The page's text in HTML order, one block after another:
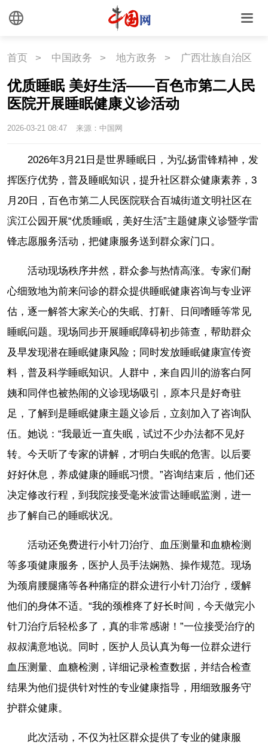
首页 > 中国政务 > 地方政务 > 广西壮族自治区
优质睡眠 美好生活——百色市第二人民
医院开展睡眠健康义诊活动
2026-03-21 08:47 来源：中国网
2026年3月21日是世界睡眠日，为弘扬雷锋精神，发
挥医疗优势，普及睡眠知识，提升社区群众健康素养，3
月20日，百色市第二人民医院联合百城街道文明社区在
滨江公园开展“优质睡眠，美好生活”主题健康义诊暨学雷
锋志愿服务活动，把健康服务送到群众家门口。
活动现场秩序井然，群众参与热情高涨。专家们耐
心细致地为前来问诊的群众提供睡眠健康咨询与专业评
估，逐一解答大家关心的失眠、打鼾、日间嗜睡等常见
睡眠问题。现场同步开展睡眠障碍初步筛查，帮助群众
及早发现潜在睡眠健康风险；同时发放睡眠健康宣传资
料，普及科学睡眠知识。人群中，来自四川的游客白阿
姨和同伴也被热闹的义诊现场吸引，原本只是好奇驻
足，了解到是睡眠健康主题义诊后，立刻加入了咨询队
伍。她说：“我最近一直失眠，试过不少办法都不见好
转。今天听了专家的讲解，才明白失眠的危害。以后要
好好休息，养成健康的睡眠习惯。”咨询结束后，他们还
决定修改行程，到我院接受毫米波雷达睡眠监测，进一
步了解自己的睡眠状况。
活动还免费进行小针刀治疗、血压测量和血糖检测
等多项健康服务，医护人员手法娴熟、操作规范。现场
为颈肩腰腿痛等各种痛症的群众进行小针刀治疗，缓解
他们的身体不适。“我的颈椎疼了好长时间，今天做完小
针刀治疗后轻松多了，真的非常感谢！”一位接受治疗的
叔叔满意地说。同时，医护人员认真为每一位群众进行
血压测量、血糖检测，详细记录检查数据，并结合检查
结果为他们提供针对性的专业健康指导，用细致服务守
护群众健康。
此次活动，不仅为社区群众提供了专业的健康服